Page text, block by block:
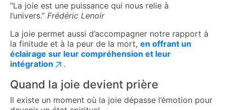
“La joie est une puissance qui nous relie à
l’univers.” Frédéric Lenoir
La joie permet aussi d’accompagner notre rapport à
la finitude et à la peur de la mort, en offrant un
éclairage sur leur compréhension et leur
intégration
.
Quand la joie devient prière
Il existe un moment où la joie dépasse l’émotion pour